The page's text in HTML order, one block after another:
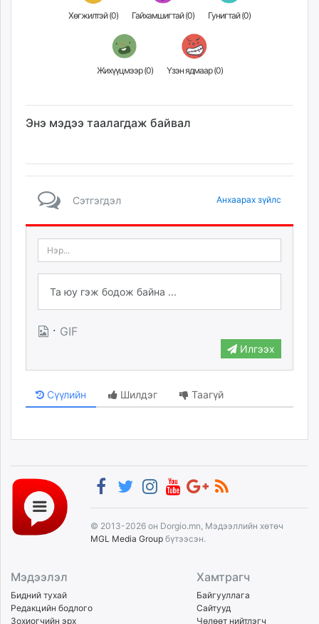
Хөгжилтэй (0) Гайхамшигтай (0) Гунигтай (0)
Жихүүцмээр (0) Үзэн ядмаар (0)
Энэ мэдээ таалагдаж байвал
Сэтгэгдэл Анхаарах зүйлс
· GIF
Илгээх
Сүүлийн Шилдэг Таагүй
© 2013-2026 он Dorgio.mn, Мэдээллийн хөтөч
MGL Media Group бүтээсэн.
Мэдээлэл
Бидний тухай
Редакцийн бодлого
Зохиогчийн эрх
Хамтрагч
Байгууллага
Сайтууд
Чөлөөт нийтлэгч